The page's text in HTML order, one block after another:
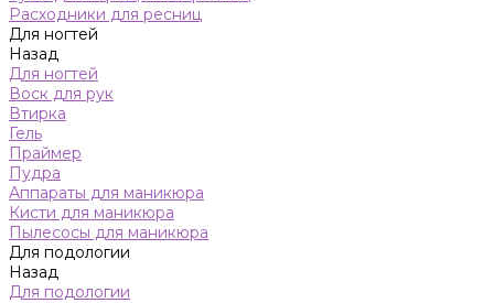
Расходники для ресниц
Для ногтей
Назад
Для ногтей
Воск для рук
Втирка
Гель
Праймер
Пудра
Аппараты для маникюра
Кисти для маникюра
Пылесосы для маникюра
Для подологии
Назад
Для подологии